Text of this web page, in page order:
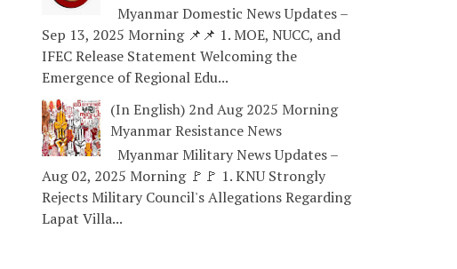
Myanmar Domestic News Updates –
Sep 13, 2025 Morning 📌📌 1. MOE, NUCC, and
IFEC Release Statement Welcoming the
Emergence of Regional Edu...
(In English) 2nd Aug 2025 Morning
Myanmar Resistance News
Myanmar Military News Updates –
Aug 02, 2025 Morning 🚩🚩 1. KNU Strongly
Rejects Military Council's Allegations Regarding
Lapat Villa...